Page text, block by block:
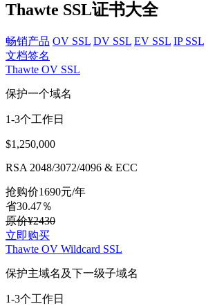
Thawte SSL证书大全
畅销产品 OV SSL DV SSL EV SSL IP SSL
文档签名
Thawte OV SSL
保护一个域名
1-3个工作日
$1,250,000
RSA 2048/3072/4096 & ECC
抢购价1690元/年
省30.47％
原价¥2430
立即购买
Thawte OV Wildcard SSL
保护主域名及下一级子域名
1-3个工作日